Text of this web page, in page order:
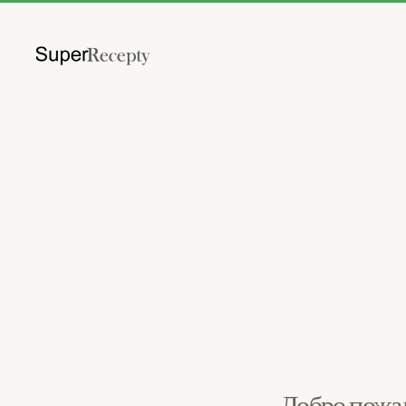
Перейти к содержимому